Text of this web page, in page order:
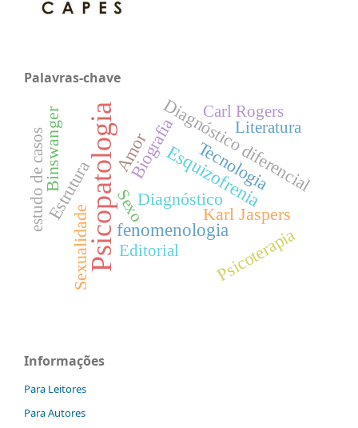
Palavras-chave
Psicopatologia Esquizofrenia
fenomenologia
Karl Jaspers
Biografia
Sexualidade
Amor Diagnóstico diferencial
Tecnologia
Estrutura Diagnóstico
Binswanger
Psicoterapia
estudo de casos
Carl Rogers
Editorial
Literatura
Sexo
Informações
Para Leitores
Para Autores